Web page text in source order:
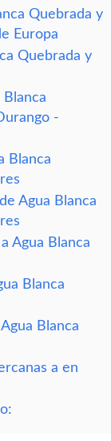
Quebrada y
Europa
Quebrada y
-
Blanca
Agua Blanca
Agua Blanca
Blanca
Blanca
a en